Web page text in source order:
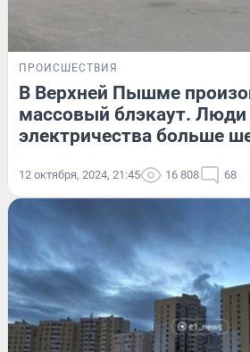
ПРОИСШЕСТВИЯ
В Верхней Пышме
массовый блэкаут. Люди
электричества больше
12 октября, 2024, 21:45 16 808 68